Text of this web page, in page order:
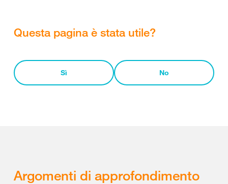
Questa pagina è stata utile?
Sì No
Argomenti di approfondimento